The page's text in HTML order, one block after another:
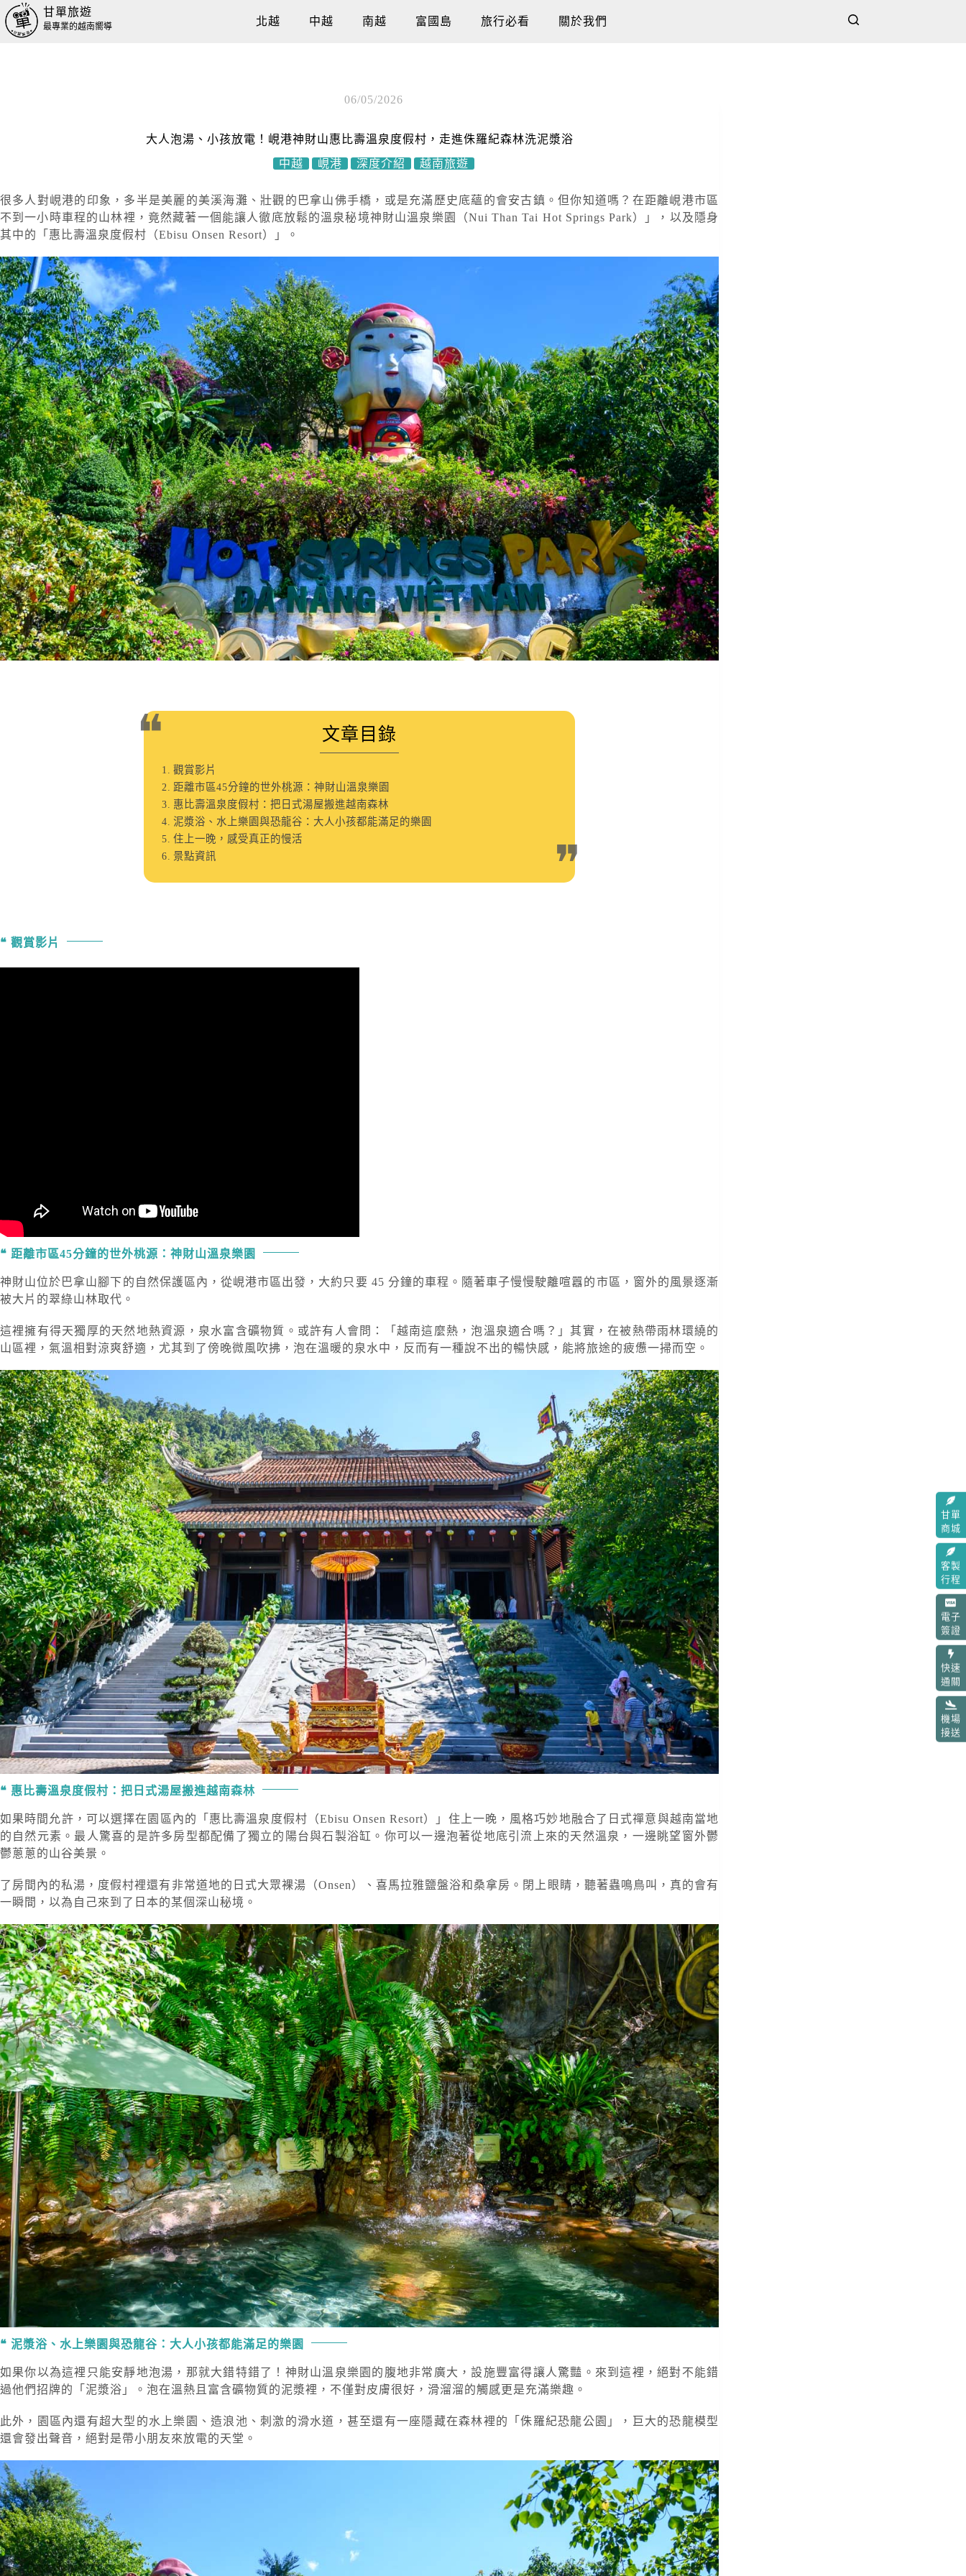
甘單旅遊
最專業的越南嚮導 北越 中越 南越 富國島 旅行必看 關於我們
甘單
商城
客製
行程
電子
簽證
快速
通關
機場
接送
06/05/2026
大人泡湯、小孩放電！峴港神財山惠比壽溫泉度假村，走進侏羅紀森林洗泥漿浴
中越
峴港 深度介紹 越南旅遊
很多人對峴港的印象，多半是美麗的美溪海灘、壯觀的巴拿山佛手橋，或是充滿歷史底蘊的會安古鎮。但你知道嗎？在距離峴港市區
不到一小時車程的山林裡，竟然藏著一個能讓人徹底放鬆的溫泉秘境神財山溫泉樂園（Nui Than Tai Hot Springs Park）」，以及隱身
其中的「惠比壽溫泉度假村（Ebisu Onsen Resort）」。
文章目錄
觀賞影片
距離市區45分鐘的世外桃源：神財山溫泉樂園
惠比壽溫泉度假村：把日式湯屋搬進越南森林
泥漿浴、水上樂園與恐龍谷：大人小孩都能滿足的樂園
住上一晚，感受真正的慢活
景點資訊
觀賞影片
距離市區45分鐘的世外桃源：神財山溫泉樂園
神財山位於巴拿山腳下的自然保護區內，從峴港市區出發，大約只要 45 分鐘的車程。隨著車子慢慢駛離喧囂的市區，窗外的風景逐漸
被大片的翠綠山林取代。
這裡擁有得天獨厚的天然地熱資源，泉水富含礦物質。或許有人會問：「越南這麼熱，泡溫泉適合嗎？」其實，在被熱帶雨林環繞的
山區裡，氣溫相對涼爽舒適，尤其到了傍晚微風吹拂，泡在溫暖的泉水中，反而有一種說不出的暢快感，能將旅途的疲憊一掃而空。
惠比壽溫泉度假村：把日式湯屋搬進越南森林
如果時間允許，可以選擇在園區內的「惠比壽溫泉度假村（Ebisu Onsen Resort）」住上一晚，風格巧妙地融合了日式禪意與越南當地
的自然元素。最人驚喜的是許多房型都配備了獨立的陽台與石製浴缸。你可以一邊泡著從地底引流上來的天然溫泉，一邊眺望窗外鬱
鬱蔥蔥的山谷美景。
了房間內的私湯，度假村裡還有非常道地的日式大眾裸湯（Onsen）、喜馬拉雅鹽盤浴和桑拿房。閉上眼睛，聽著蟲鳴鳥叫，真的會有
一瞬間，以為自己來到了日本的某個深山秘境。
泥漿浴、水上樂園與恐龍谷：大人小孩都能滿足的樂園
如果你以為這裡只能安靜地泡湯，那就大錯特錯了！神財山溫泉樂園的腹地非常廣大，設施豐富得讓人驚豔。來到這裡，絕對不能錯
過他們招牌的「泥漿浴」。泡在溫熱且富含礦物質的泥漿裡，不僅對皮膚很好，滑溜溜的觸感更是充滿樂趣。
此外，園區內還有超大型的水上樂園、造浪池、刺激的滑水道，甚至還有一座隱藏在森林裡的「侏羅紀恐龍公園」，巨大的恐龍模型
還會發出聲音，絕對是帶小朋友來放電的天堂。